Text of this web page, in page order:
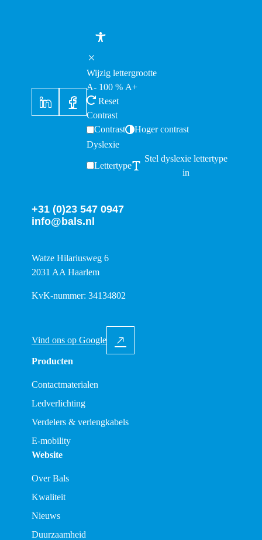
Wijzig lettergrootte
A- 100 % A+
Reset
Contrast
Contrast
Hoger contrast
Dyslexie
Lettertype
Stel dyslexie lettertype
in
+31 (0)23 547 0947
info@bals.nl
Watze Hilariusweg 6
2031 AA Haarlem
KvK-nummer: 34134802
Vind ons op Google
Producten
Contactmaterialen
Ledverlichting
Verdelers & verlengkabels
E-mobility
Website
Over Bals
Kwaliteit
Nieuws
Duurzaamheid